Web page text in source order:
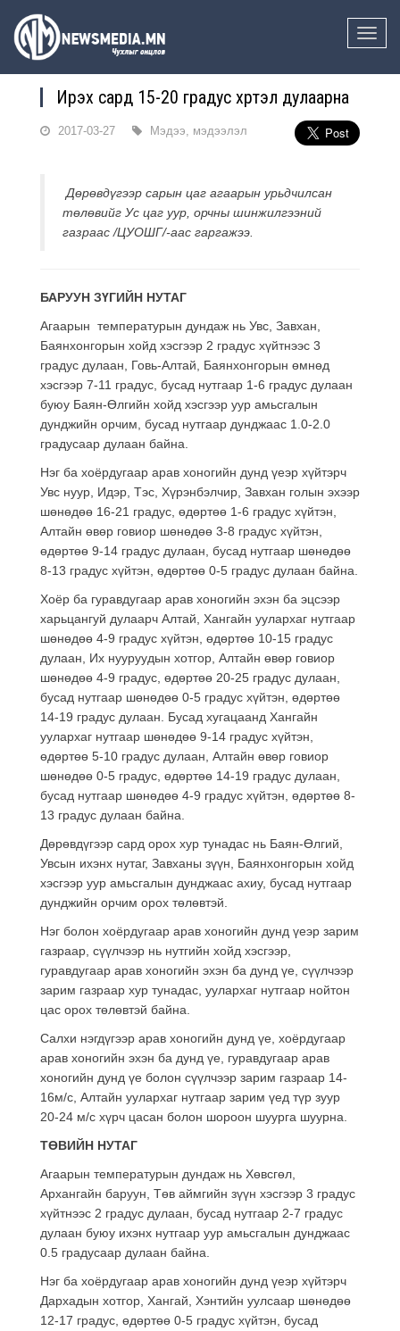
Toggle
Ирэх сард 15-20 градус хүртэл дулаарна
2017-03-27 Мэдээ, мэдээлэл
Дөрөвдүгээр сарын цаг агаарын урьдчилсан
төлөвийг Ус цаг уур, орчны шинжилгээний
газраас /ЦУОШГ/-аас гаргажээ.
БАРУУН ЗҮГИЙН НУТАГ
Агаарын температурын дундаж нь Увс, Завхан,
Баянхонгорын хойд хэсгээр 2 градус хүйтнээс 3
градус дулаан, Говь-Алтай, Баянхонгорын өмнөд
хэсгээр 7-11 градус, бусад нутгаар 1-6 градус дулаан
буюу Баян-Өлгийн хойд хэсгээр уур амьсгалын
дунджийн орчим, бусад нутгаар дунджаас 1.0-2.0
градусаар дулаан байна.
Нэг ба хоёрдугаар арав хоногийн дунд үеэр хүйтэрч
Увс нуур, Идэр, Тэс, Хүрэнбэлчир, Завхан голын эхээр
шөнөдөө 16-21 градус, өдөртөө 1-6 градус хүйтэн,
Алтайн өвөр говиор шөнөдөө 3-8 градус хүйтэн,
өдөртөө 9-14 градус дулаан, бусад нутгаар шөнөдөө
8-13 градус хүйтэн, өдөртөө 0-5 градус дулаан байна.
Хоёр ба гуравдугаар арав хоногийн эхэн ба эцсээр
харьцангуй дулаарч Алтай, Хангайн уулархаг нутгаар
шөнөдөө 4-9 градус хүйтэн, өдөртөө 10-15 градус
дулаан, Их нууруудын хотгор, Алтайн өвөр говиор
шөнөдөө 4-9 градус, өдөртөө 20-25 градус дулаан,
бусад нутгаар шөнөдөө 0-5 градус хүйтэн, өдөртөө
14-19 градус дулаан. Бусад хугацаанд Хангайн
уулархаг нутгаар шөнөдөө 9-14 градус хүйтэн,
өдөртөө 5-10 градус дулаан, Алтайн өвөр говиор
шөнөдөө 0-5 градус, өдөртөө 14-19 градус дулаан,
бусад нутгаар шөнөдөө 4-9 градус хүйтэн, өдөртөө 8-
13 градус дулаан байна.
Дөрөвдүгээр сард орох хур тунадас нь Баян-Өлгий,
Увсын ихэнх нутаг, Завханы зүүн, Баянхонгорын хойд
хэсгээр уур амьсгалын дунджаас ахиу, бусад нутгаар
дунджийн орчим орох төлөвтэй.
Нэг болон хоёрдугаар арав хоногийн дунд үеэр зарим
газраар, сүүлчээр нь нутгийн хойд хэсгээр,
гуравдугаар арав хоногийн эхэн ба дунд үе, сүүлчээр
зарим газраар хур тунадас, уулархаг нутгаар нойтон
цас орох төлөвтэй байна.
Салхи нэгдүгээр арав хоногийн дунд үе, хоёрдугаар
арав хоногийн эхэн ба дунд үе, гуравдугаар арав
хоногийн дунд үе болон сүүлчээр зарим газраар 14-
16м/с, Алтайн уулархаг нутгаар зарим үед түр зуур
20-24 м/с хүрч цасан болон шороон шуурга шуурна.
ТӨВИЙН НУТАГ
Агаарын температурын дундаж нь Хөвсгөл,
Архангайн баруун, Төв аймгийн зүүн хэсгээр 3 градус
хүйтнээс 2 градус дулаан, бусад нутгаар 2-7 градус
дулаан буюу ихэнх нутгаар уур амьсгалын дунджаас
0.5 градусаар дулаан байна.
Нэг ба хоёрдугаар арав хоногийн дунд үеэр хүйтэрч
Дархадын хотгор, Хангай, Хэнтийн уулсаар шөнөдөө
12-17 градус, өдөртөө 0-5 градус хүйтэн, бусад